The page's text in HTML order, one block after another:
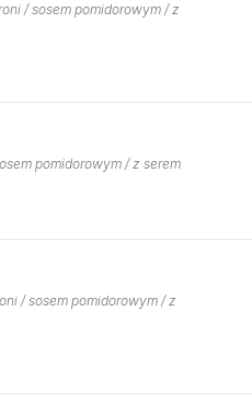
/ sosem pomidorowym / z
pomidorowym / z serem
/ sosem pomidorowym / z